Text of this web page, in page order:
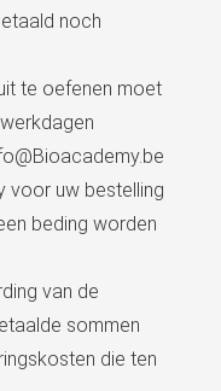
noch
te oefenen moet
voor uw bestelling
beding worden
van de
sommen
die ten